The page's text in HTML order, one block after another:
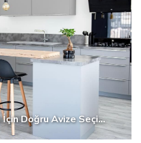
İçin Doğru Avize Seçi...